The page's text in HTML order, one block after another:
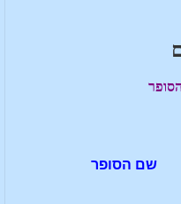
שם הסופר